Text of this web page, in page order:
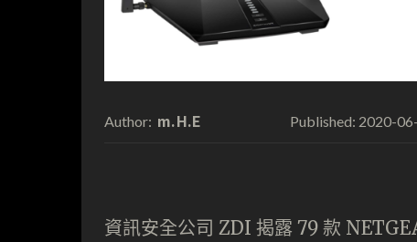
Author: m.H.E Published: 2020-
資訊安全公司 ZDI 揭露 79 款